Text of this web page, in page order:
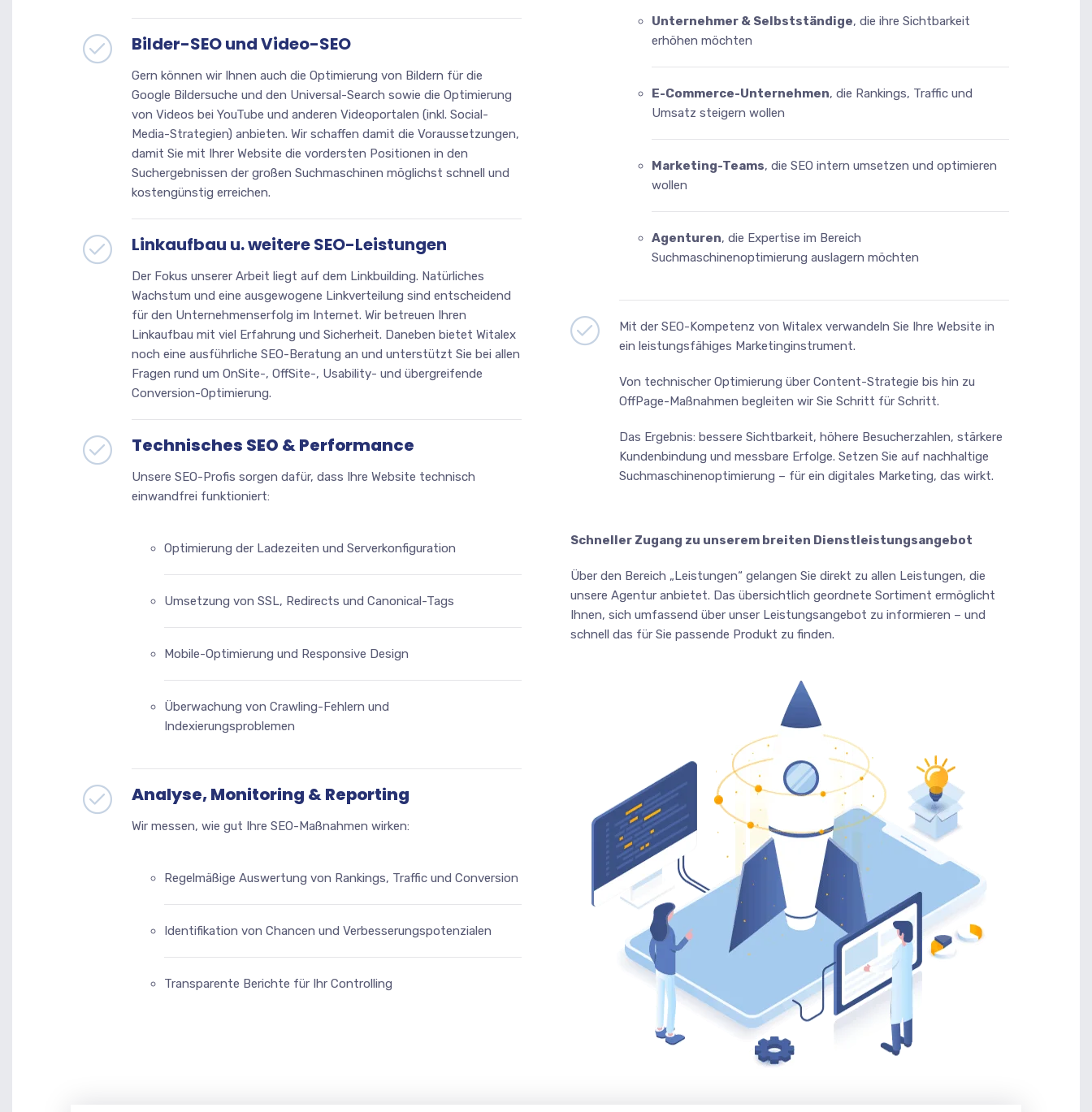
Bilder-SEO und Video-SEO
Gern können wir Ihnen auch die Optimierung von Bildern für die
Google Bildersuche und den Universal-Search sowie die Optimierung
von Videos bei YouTube und anderen Videoportalen (inkl. Social-
Media-Strategien) anbieten. Wir schaffen damit die Voraussetzungen,
damit Sie mit Ihrer Website die vordersten Positionen in den
Suchergebnissen der großen Suchmaschinen möglichst schnell und
kostengünstig erreichen.
Linkaufbau u. weitere SEO-Leistungen
Der Fokus unserer Arbeit liegt auf dem Linkbuilding. Natürliches
Wachstum und eine ausgewogene Linkverteilung sind entscheidend
für den Unternehmenserfolg im Internet. Wir betreuen Ihren
Linkaufbau mit viel Erfahrung und Sicherheit. Daneben bietet Witalex
noch eine ausführliche SEO-Beratung an und unterstützt Sie bei allen
Fragen rund um OnSite-, OffSite-, Usability- und übergreifende
Conversion-Optimierung.
Technisches SEO & Performance
Unsere SEO-Profis sorgen dafür, dass Ihre Website technisch
einwandfrei funktioniert:
Optimierung der Ladezeiten und Serverkonfiguration
Umsetzung von SSL, Redirects und Canonical-Tags
Mobile-Optimierung und Responsive Design
Überwachung von Crawling-Fehlern und
Indexierungsproblemen
Analyse, Monitoring & Reporting
Wir messen, wie gut Ihre SEO-Maßnahmen wirken:
Regelmäßige Auswertung von Rankings, Traffic und Conversion
Identifikation von Chancen und Verbesserungspotenzialen
Transparente Berichte für Ihr Controlling
Unternehmer & Selbstständige, die ihre Sichtbarkeit
erhöhen möchten
E-Commerce-Unternehmen, die Rankings, Traffic und
Umsatz steigern wollen
Marketing-Teams, die SEO intern umsetzen und optimieren
wollen
Agenturen, die Expertise im Bereich
Suchmaschinenoptimierung auslagern möchten
Mit der SEO-Kompetenz von Witalex verwandeln Sie Ihre Website in
ein leistungsfähiges Marketinginstrument.
Von technischer Optimierung über Content-Strategie bis hin zu
OffPage-Maßnahmen begleiten wir Sie Schritt für Schritt.
Das Ergebnis: bessere Sichtbarkeit, höhere Besucherzahlen, stärkere
Kundenbindung und messbare Erfolge. Setzen Sie auf nachhaltige
Suchmaschinenoptimierung – für ein digitales Marketing, das wirkt.
Schneller Zugang zu unserem breiten Dienstleistungsangebot
Über den Bereich „Leistungen“ gelangen Sie direkt zu allen Leistungen, die
unsere Agentur anbietet. Das übersichtlich geordnete Sortiment ermöglicht
Ihnen, sich umfassend über unser Leistungsangebot zu informieren – und
schnell das für Sie passende Produkt zu finden.